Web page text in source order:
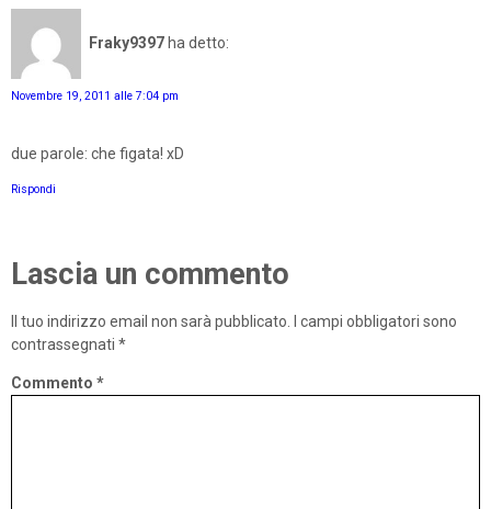
Fraky9397 ha detto:
Novembre 19, 2011 alle 7:04 pm
due parole: che figata! xD
Rispondi
Lascia un commento
Il tuo indirizzo email non sarà pubblicato.
I campi obbligatori sono
contrassegnati *
Commento *